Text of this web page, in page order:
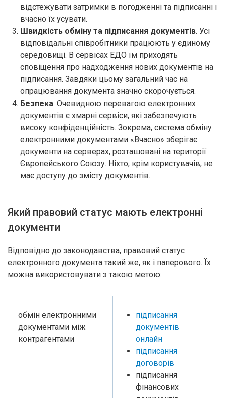
відстежувати затримки в погодженні та підписанні і
вчасно їх усувати.
Швидкість обміну та підписання документів. Усі
відповідальні співробітники працюють у єдиному
середовищі. В сервісах ЕДО їм приходять
сповіщення про надходження нових документів на
підписання. Завдяки цьому загальний час на
опрацювання документа значно скорочується.
Безпека. Очевидною перевагою електронних
документів є хмарні сервіси, які забезпечують
високу конфіденційність. Зокрема, система обміну
електронними документами «Вчасно» зберігає
документи на серверах, розташовані на території
Європейського Союзу. Ніхто, крім користувачів, не
має доступу до змісту документів.
Який правовий статус мають електронні
документи
Відповідно до законодавства, правовий статус
електронного документа такий же, як і паперового. Їх
можна використовувати з такою метою:
обмін електронними
документами між
контрагентами
підписання
документів
онлайн
підписання
договорів
підписання
фінансових